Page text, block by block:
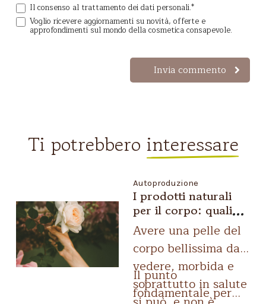
Il consenso al trattamento dei dati personali.*
Voglio ricevere aggiornamenti su novità, offerte e
approfondimenti sul mondo della cosmetica consapevole.
Ti potrebbero interessare
Autoproduzione
I prodotti naturali
per il corpo: quali
utilizzare per la cura
e la bellezza della
pelle
Avere una pelle del
corpo bellissima da
vedere, morbida e
soprattutto in salute
Il punto
fondamentale per